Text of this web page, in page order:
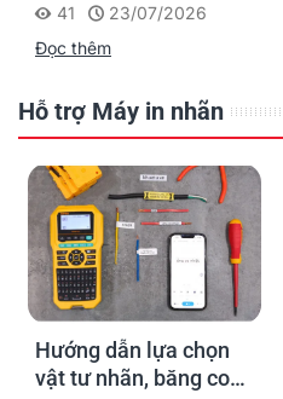
Supvan G15M Pro
41
23/07/2026
Đọc thêm
Hỗ trợ Máy in nhãn
Hướng dẫn lựa chọn
vật tư nhãn, băng co